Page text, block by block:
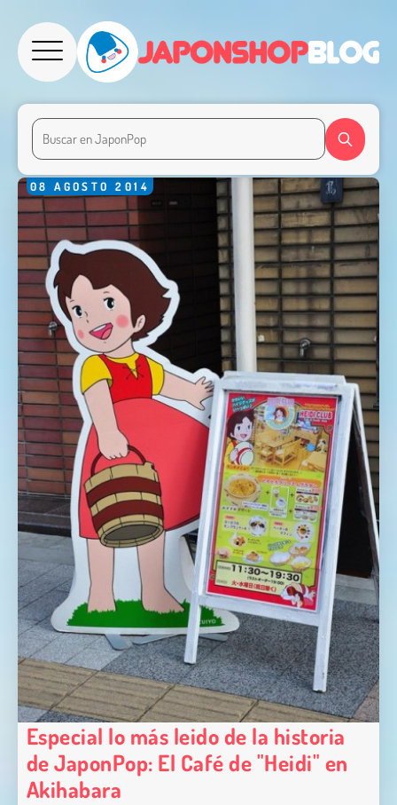
08 AGOSTO 2014
Especial lo más leido de la historia
de JaponPop: El Café de "Heidi" en
Akihabara